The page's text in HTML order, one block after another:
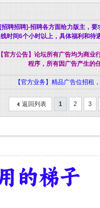
[招聘招聘]-招聘各方面给力版主，
线时间6个小时以上，具体福利和待
【官方公告】论坛所有广告均为商业
程序，所有因广告产生的
【官方业务】精品广告位招租
1 2 3
返回列表